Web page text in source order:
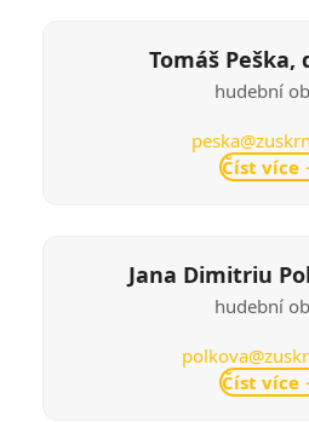
Tomáš Peška,
hudební
Číst více
Jana Dimitriu
hudební
Číst více